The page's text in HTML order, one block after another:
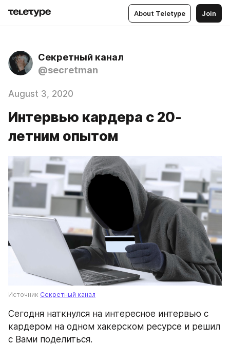
About Teletype Join
Секретный канал
@secretman
August 3, 2020
Интервью кардера с 20-
летним опытом
Источник Секретный канал
Сегодня наткнулся на интересное интервью с
кардером на одном хакерском ресурсе и решил
с Вами поделиться.